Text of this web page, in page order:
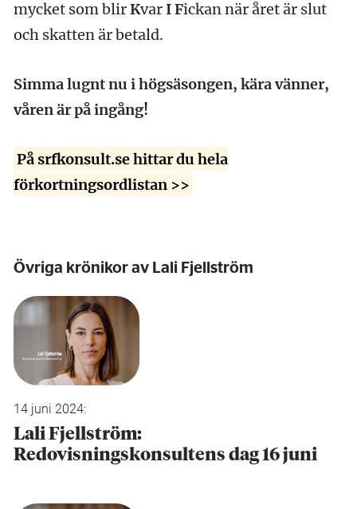
mycket som blirKvarI Fickan när året är slut
och skatten är betald.
Simma lugnt nu i högsäsongen, kära vänner,
våren är på ingång!
På srfkonsult.se hittar du hela
förkortningsordlistan >>
Övriga krönikor av Lali Fjellström
14 juni 2024:
Lali Fjellström:
Redovisningskonsultens dag 16 juni